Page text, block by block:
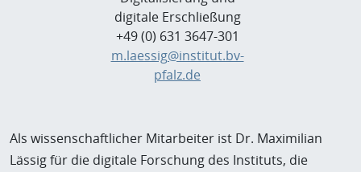
digitale Erschließung
+49 (0) 631 3647-301
m.laessig@institut.bv-
pfalz.de
Als wissenschaftlicher Mitarbeiter ist Dr. Maximilian
Lässig für die digitale Forschung des Instituts, die